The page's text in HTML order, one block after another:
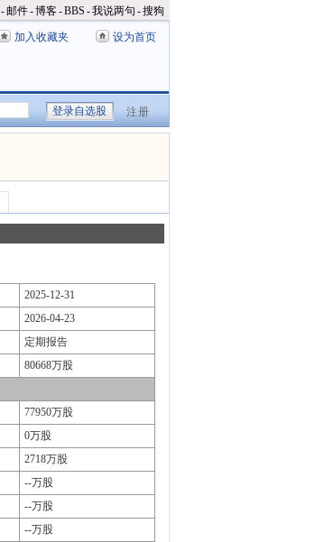
-邮件-博客-BBS -我说两句 -搜狗
加入收藏夹 设为首页
注册
2025-12-31
2026-04-23
定期报告
80668万股
77950万股
0万股
2718万股
--万股
--万股
--万股